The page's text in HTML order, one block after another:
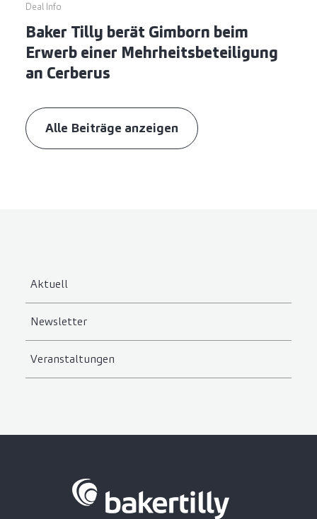
Deal Info
Baker Tilly berät Gimborn beim
Erwerb einer Mehrheitsbeteiligung
an Cerberus
Alle Beiträge anzeigen
Aktuell
Newsletter
Veranstaltungen